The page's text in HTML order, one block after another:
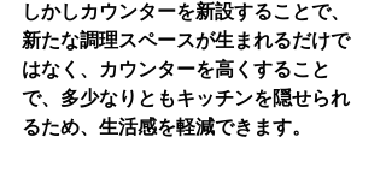
しかしカウンターを新設することで、
新たな調理スペースが生まれるだけで
はなく、カウンターを高くすること
で、多少なりともキッチンを隠せられ
るため、生活感を軽減できます。